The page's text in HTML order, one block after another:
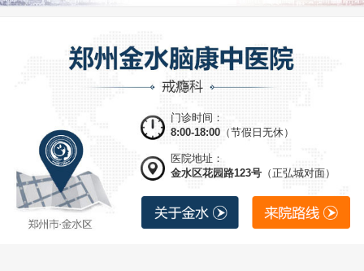
门诊时间：
8:00-18:00 （节假日无休）
医院地址：
金水区花园路123号 （正弘城对面）